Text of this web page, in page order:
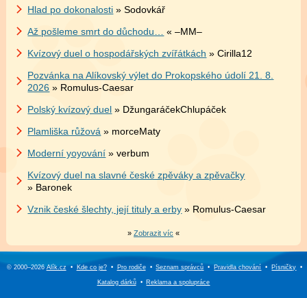
Hlad po dokonalosti » Sodovkář
Až pošleme smrt do důchodu…
« –MM–
Kvízový duel o hospodářských zvířátkách » Cirilla12
Pozvánka na Alíkovský výlet do Prokopského údolí 21. 8.
2026 » Romulus-Caesar
Polský kvízový duel » DžungaráčekChlupáček
Plamliška růžová » morceMaty
Moderní yoyování » verbum
Kvízový duel na slavné české zpěváky a zpěvačky
» Baronek
Vznik české šlechty, její tituly a erby » Romulus-Caesar
» Zobrazit víc «
© 2000–2026Alík.cz • Kde co je? • Pro rodiče • Seznam správců • Pravidla chování • Písničky •
Katalog dárků • Reklama aspolupráce